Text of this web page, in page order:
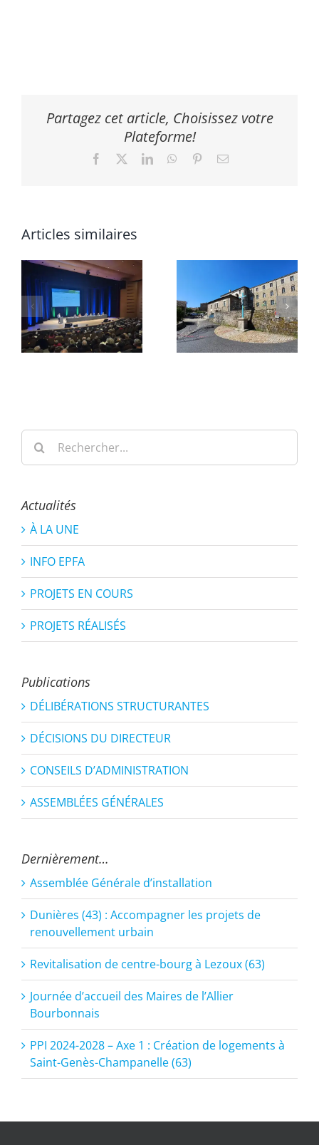
Partagez cet article, Choisissez votre
Plateforme!
Facebook LinkedInWhatsApp
PinterestEmail
Articles similaires
Rechercher:
Actualités
À LA UNE
INFO EPFA
PROJETS EN COURS
PROJETS RÉALISÉS
Publications
DÉLIBÉRATIONS STRUCTURANTES
DÉCISIONS DU DIRECTEUR
CONSEILS D’ADMINISTRATION
ASSEMBLÉES GÉNÉRALES
Dernièrement…
Assemblée Générale d’installation
Dunières (43) : Accompagner les projets de
renouvellement urbain
Revitalisation de centre-bourg à Lezoux (63)
Journée d’accueil des Maires de l’Allier
Bourbonnais
PPI 2024-2028 – Axe 1 : Création de logements à
Saint-Genès-Champanelle (63)